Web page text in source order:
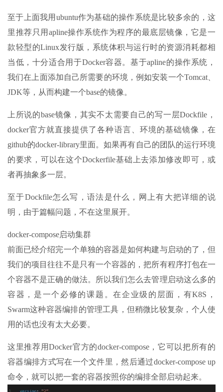
至于上面我用ubuntu作为基础的操作系统是比较多余的，这
里推荐只用apline操作系统作为程序的最底层镜像，它是一
款轻型的Linux发行版，系统体积与运行时的资源消耗都相
当低，十分适合用于Docker容器。基于apline的操作系统，
我们在上面添加自己所需要的环境，例如安装一个Tomcat、
JDK等，从而构建一个base的镜像。
上所说的base镜像，其实不太需要自己的写一层Dockfile，
docker官方就直接提供了各种语言、环境的基础镜像，在
github的docker-library里面。如果再有自己的团队的运行环境
的要求，可以在这个Dockerfile基础上去添加修改即可，或
者再抽象多一层。
至于Dockfile怎么写，语法是什么，网上有大把详细的说
明，由于篇幅问题，不在这里展开。
docker-compose启动集群
前面已经介绍完一个单独的容器是如何构建与启动的了，但
我们的项目往往不是只有一个容器的，把所有程序打包在一
个容器不是正确的做法。所以我们怎么去管理启动这么多的
容器，是一个必修的课题。在企业级的层面，有K8S，
Swarm这种容器编排的管理工具，但稍微比较复杂，个人使
用的话也没有太大必要。
这里推荐用Docker官方的docker-compose，它可以把所有的
容器编排方式写在一个文件里，然后通过docker-compose up
命令，就可以把一套的容器按照你的编排全部启动起来。